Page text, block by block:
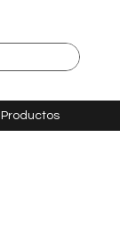
Productos